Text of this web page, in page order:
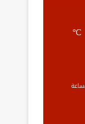
ق
R
℃